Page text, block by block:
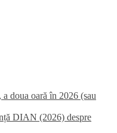
doua oară în 2026 (sau
DIAN (2026) despre